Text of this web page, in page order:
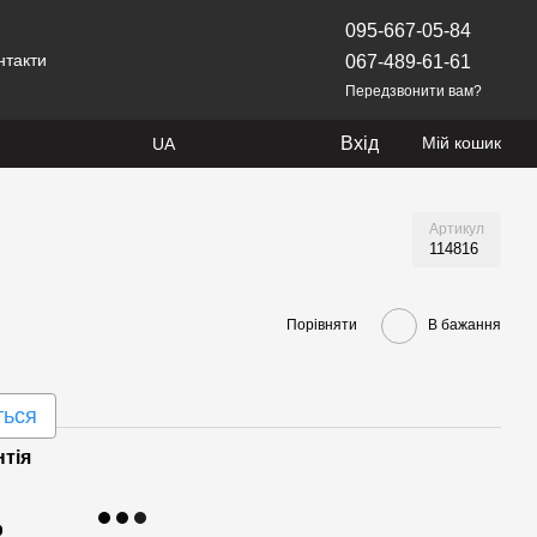
095-667-05-84
067-489-61-61
Передзвонити вам?
UA Вхід Мій кошик
Артикул
114816
Порівняти В бажання